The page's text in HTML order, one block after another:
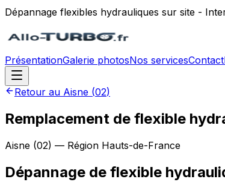
Dépannage flexibles hydrauliques sur site -
PrésentationGalerie photosNos servicesContact
Retour au Aisne (02)
Remplacement de flexible
Aisne (02) — Région Hauts-de-France
Dépannage de flexible